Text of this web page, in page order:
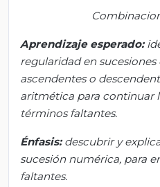
Aprendizaje esperado: i
regularidad en
ascendentes o
aritmética para continuar
términos faltantes.
Énfasis: descubrir y
sucesión numérica, para
faltantes.